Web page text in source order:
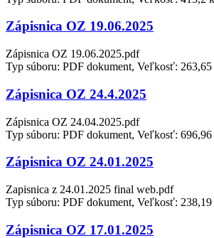
Zápisnica OZ 19.06.2025
Zápisnica OZ 19.06.2025.pdf
Typ súboru: PDF dokument, Veľkosť:
Zápisnica OZ 24.4.2025
Zápisnica OZ 24.04.2025.pdf
Typ súboru: PDF dokument, Veľkosť:
Zápisnica OZ 24.01.2025
Zapisnica z 24.01.2025 final web.pdf
Typ súboru: PDF dokument, Veľkosť:
Zápisnica OZ 17.01.2025